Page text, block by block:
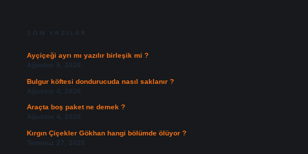
SON YAZILAR
Ayçiçeği ayrı mı yazılır birleşik mi ?
Ağustos 5, 2026
Bulgur köftesi dondurucuda nasıl saklanır ?
Ağustos 4, 2026
Araçta boş paket ne demek ?
Ağustos 4, 2026
Kırgın Çiçekler Gökhan hangi bölümde ölüyor ?
Temmuz 27, 2026